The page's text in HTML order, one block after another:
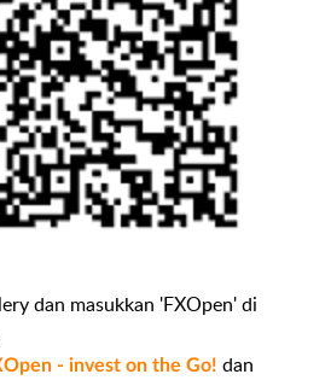
dan masukkan 'FXOpen' di
- invest on the Go! dan